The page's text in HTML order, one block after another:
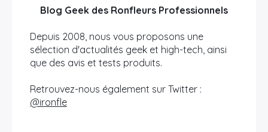
Blog Geek des Ronfleurs Professionnels
Depuis 2008, nous vous proposons une
sélection d'actualités geek et high-tech, ainsi
que des avis et tests produits.
Retrouvez-nous également sur Twitter :
@ironfle